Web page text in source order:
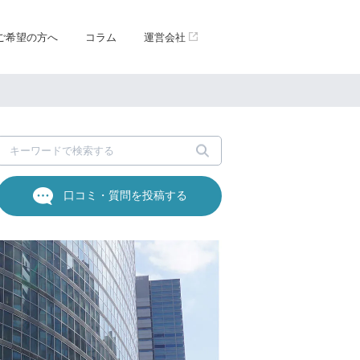
希望の方へ コラム 運営会社
口コミ・質問を投稿する